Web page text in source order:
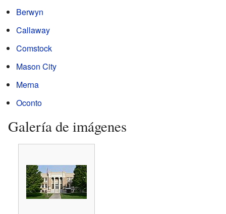
Berwyn
Callaway
Comstock
Mason City
Merna
Oconto
Galería de imágenes